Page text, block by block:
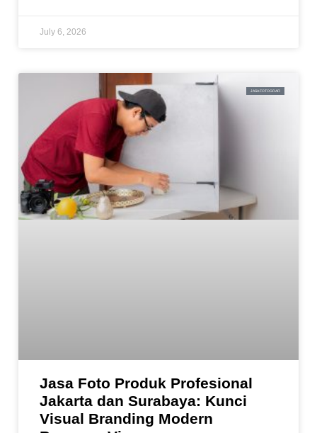
July 6, 2026
JASA FOTOGRAFI
Jasa Foto Produk Profesional
Jakarta dan Surabaya: Kunci
Visual Branding Modern